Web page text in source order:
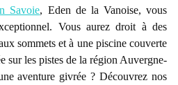
Savoie, Eden de la Vanoise, vous
Vous aurez droit à des
sommets et à une piscine couverte
sur les pistes de la région Auvergne-
aventure givrée ? Découvrez nos